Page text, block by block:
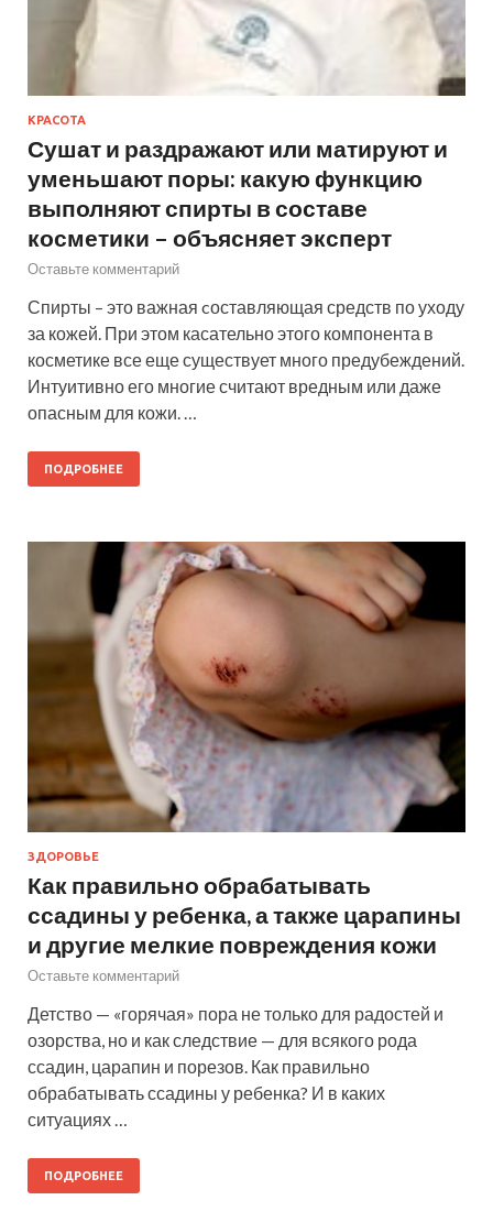
КРАСОТА
Сушат и раздражают или матируют и
уменьшают поры: какую функцию
выполняют спирты в составе
косметики – объясняет эксперт
Оставьте комментарий
Спирты – это важная cоставляющая средств по уходу
за кожей. При этом касательно этого компонента в
косметике все еще существует много предубеждений.
Интуитивно его многие считают вредным или даже
опасным для кожи. …
ПОДРОБНЕЕ
ЗДОРОВЬЕ
Как правильно обрабатывать
ссадины у ребенка, а также царапины
и другие мелкие повреждения кожи
Оставьте комментарий
Детство — «горячая» пора не только для радостей и
озорства, но и как следствие — для всякого рода
ссадин, царапин и порезов. Как правильно
обрабатывать ссадины у ребенка? И в каких
ситуациях …
ПОДРОБНЕЕ